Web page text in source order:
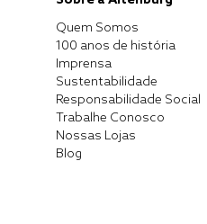
Quem Somos
100 anos de história
Imprensa
Sustentabilidade
Responsabilidade Social
Trabalhe Conosco
Nossas Lojas
Blog